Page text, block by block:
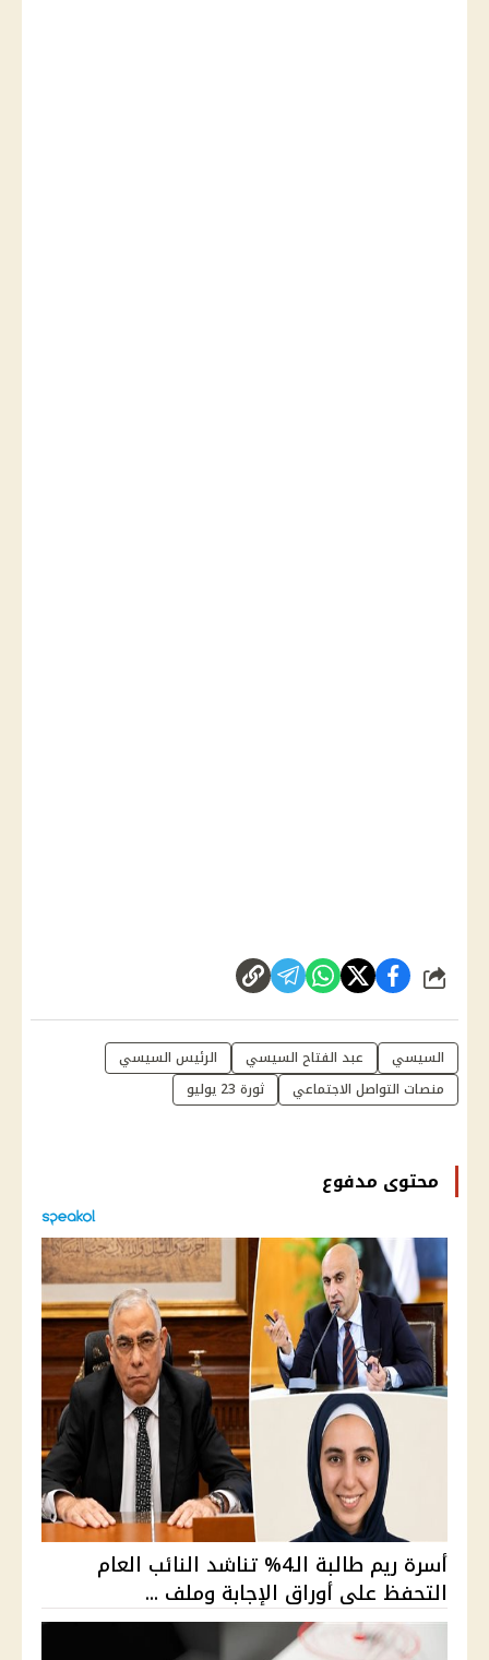
شارك
السيسي عبد الفتاح السيسي
الرئيس السيسي
منصات التواصل الاجتماعي
ثورة 23 يوليو
محتوى مدفوع
أسرة ريم طالبة الـ4% تناشد النائب العام
التحفظ على أوراق الإجابة وملف ...